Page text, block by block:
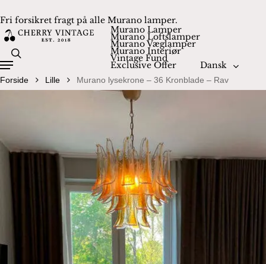
to
main
content
Fri forsikret fragt på alle Murano lamper.
Menu
Murano Lamper
Murano Loftslamper
Murano Væglamper
Murano Interiør
Vintage Fund
Exclusive Offer Dansk
Cart
Forside Lille Murano lysekrone – 36 Kronblade – Rav